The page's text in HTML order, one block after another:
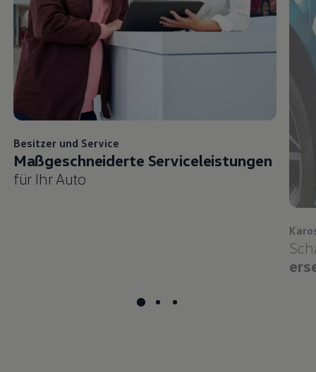
Besitzer und Service
Maßgeschneiderte Serviceleistungen
für Ihr Auto